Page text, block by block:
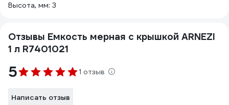
Высота, мм: 3
Отзывы Емкость мерная с крышкой ARNEZI
1 л R7401021
5 1 отзыв
Написать отзыв